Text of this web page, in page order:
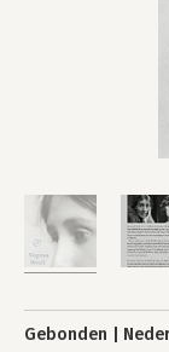
Gebonden